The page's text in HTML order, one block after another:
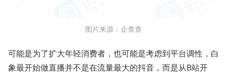
图片来源：企查查
可能是为了扩大年轻消费者，也可能是考虑到平台调性，白
象最开始做直播并不是在流量最大的抖音，而是从B站开